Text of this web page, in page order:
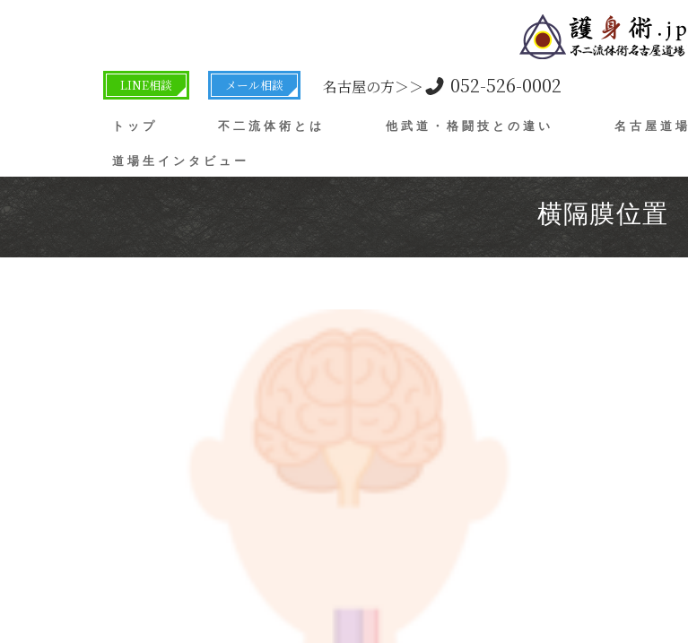
LINE相談 メール相談 名古屋の方＞＞ 052-526-0002
トップ 不二流体術とは 他武道・格闘技との違い 名古屋道場
道場生インタビュー
横隔膜位置